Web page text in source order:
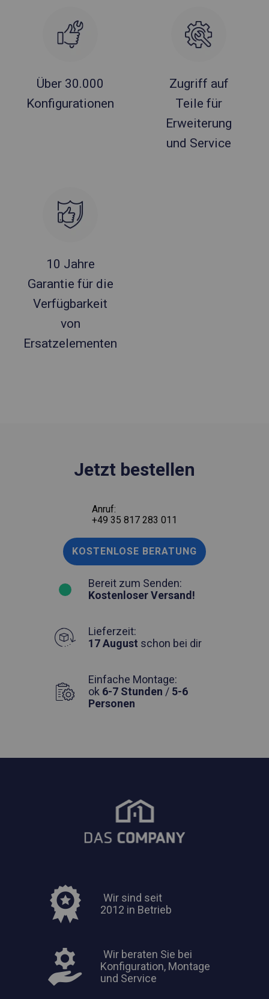
Über 30.000
Konfigurationen
Zugriff auf
Teile für
Erweiterung
und Service
10 Jahre
Garantie für die
Verfügbarkeit
von
Ersatzelementen
Jetzt bestellen
Anruf:
+49 35 817 283 011
KOSTENLOSE BERATUNG
Bereit zum Senden:
Kostenloser Versand!
Lieferzeit:
17 August schon bei dir
Einfache Montage:
ok 6-7 Stunden / 5-6
Personen
Wir sind seit
2012 in Betrieb
Wir beraten Sie bei
Konfiguration, Montage
und Service